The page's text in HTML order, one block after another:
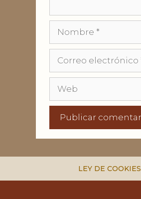
Nombre
LEY DE COOKIES